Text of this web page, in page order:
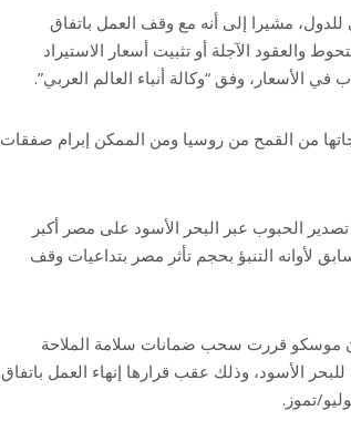
مشيرا إلى أنه مع وقف العمل باتفاق
والعقود الآجلة أو تثبيت أسعار الاستيراد
الأسعار، وفق “وكالة أنباء العالم العربي”.
تستورد 80% من احتياجاتها من القمح من روسيا ومن الممكن إبرام صفقات
الحبوب عبر البحر الأسود على مصر أكبر
لأوانه التنبؤ بحجم تأثر مصر بتداعيات وقف
موسكو قررت سحب ضمانات سلامة الملاحة
الأسود، وذلك عقب قرارها إنهاء العمل باتفاق